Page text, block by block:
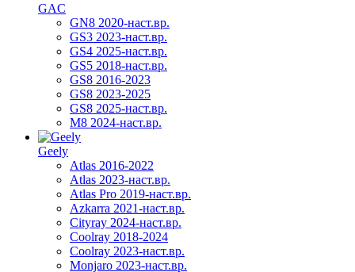
GAC
GN8 2020-наст.вр.
GS3 2023-наст.вр.
GS4 2025-наст.вр.
GS5 2018-наст.вр.
GS8 2016-2023
GS8 2023-2025
GS8 2025-наст.вр.
M8 2024-наст.вр.
Geely
Atlas 2016-2022
Atlas 2023-наст.вр.
Atlas Pro 2019-наст.вр.
Azkarra 2021-наст.вр.
Cityray 2024-наст.вр.
Coolray 2018-2024
Coolray 2023-наст.вр.
Monjaro 2023-наст.вр.